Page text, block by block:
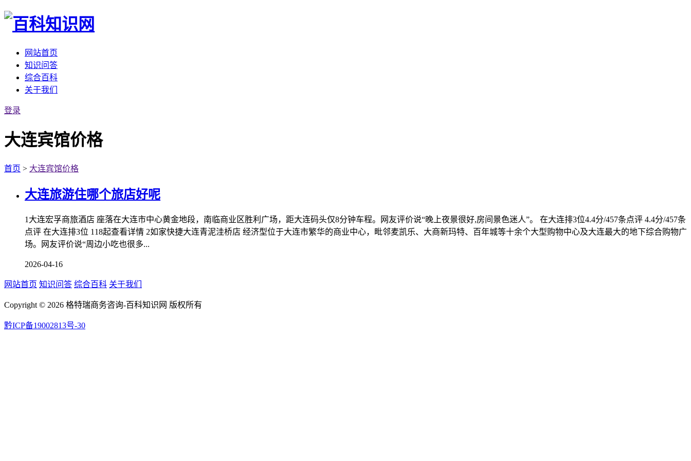
网站首页
知识问答
综合百科
关于我们
登录
大连宾馆价格
首页 > 大连宾馆价格
大连旅游住哪个旅店好呢
1大连宏孚商旅酒店 座落在大连市中心黄金地段，南临商业区胜利广场，距大连码头仅8分钟车程。网友评价说“晚上夜景很好,房间景色迷人”。 在大连排3位4.4分/457条点评 4.4分/457条
点评 在大连排3位 118起查看详情 2如家快捷大连青泥洼桥店 经济型位于大连市繁华的商业中心，毗邻麦凯乐、大商新玛特、百年城等十余个大型购物中心及大连最大的地下综合购物广
场。网友评价说“周边小吃也很多...
2026-04-16
网站首页 知识问答 综合百科 关于我们
Copyright © 2026 格特瑞商务咨询-百科知识网 版权所有
黔ICP备19002813号-30